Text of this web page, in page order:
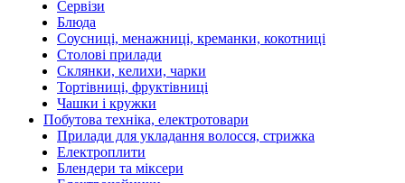
Сервізи
Блюда
Соусниці, менажниці, креманки, кокотниці
Столові прилади
Склянки, келихи, чарки
Тортівниці, фруктівниці
Чашки і кружки
Побутова техніка, електротовари
Прилади для укладання волосся, стрижка
Електроплити
Блендери та міксери